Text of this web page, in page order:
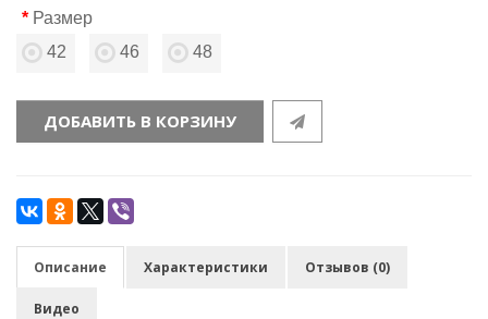
Размер
42
46 48
ДОБАВИТЬ В КОРЗИНУ
Описание Характеристики Отзывов (0)
Видео